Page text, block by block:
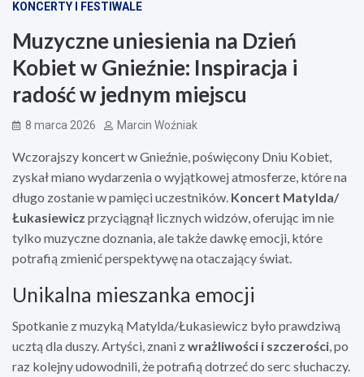
KONCERTY I FESTIWALE
Muzyczne uniesienia na Dzień
Kobiet w Gnieźnie: Inspiracja i
radość w jednym miejscu
8 marca 2026 Marcin Woźniak
Wczorajszy koncert w Gnieźnie, poświęcony Dniu Kobiet,
zyskał miano wydarzenia o wyjątkowej atmosferze, które na
długo zostanie w pamięci uczestników. Koncert Matylda/
Łukasiewicz przyciągnął licznych widzów, oferując im nie
tylko muzyczne doznania, ale także dawkę emocji, które
potrafią zmienić perspektywę na otaczający świat.
Unikalna mieszanka emocji
Spotkanie z muzyką Matylda/Łukasiewicz było prawdziwą
ucztą dla duszy. Artyści, znani zwrażliwości i szczerości, po
raz kolejny udowodnili, że potrafią dotrzeć do serc słuchaczy.